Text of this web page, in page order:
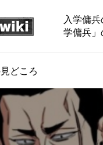
入学傭
学傭兵」
どころ